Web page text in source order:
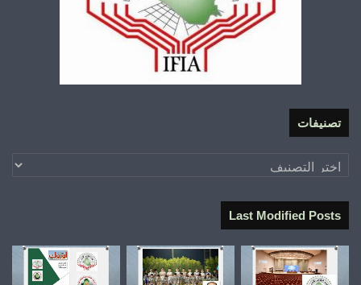
تصنيفات
تصنيفات
Last Modified Posts